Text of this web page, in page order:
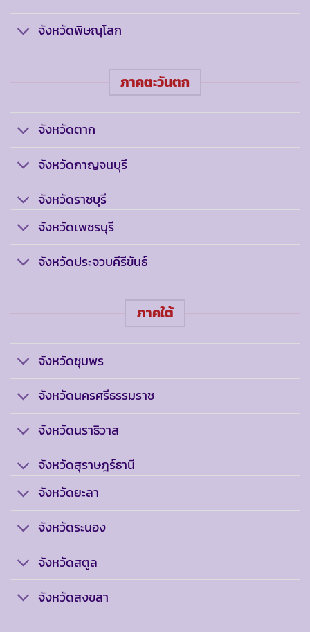
จังหวัดพิษณุโลก
ภาคตะวันตก
จังหวัดตาก
จังหวัดกาญจนบุรี
จังหวัดราชบุรี
จังหวัดเพชรบุรี
จังหวัดประจวบคีรีขันธ์
ภาคใต้
จังหวัดชุมพร
จังหวัดนครศรีธรรมราช
จังหวัดนราธิวาส
จังหวัดสุราษฎร์ธานี
จังหวัดยะลา
จังหวัดระนอง
จังหวัดสตูล
จังหวัดสงขลา